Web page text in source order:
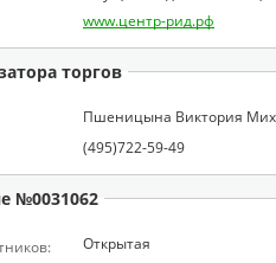
www.центр-рид.рф
торгов
Пшеницына Виктория
(495)722-59-49
№0031062
Открытая